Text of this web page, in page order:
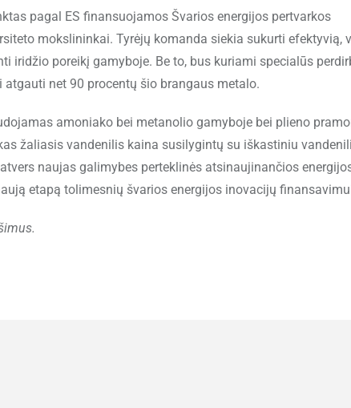
pagal ES finansuojamos Švarios energijos pertvarkos
mokslininkai. Tyrėjų komanda siekia sukurti efektyvią,
iridžio poreikį gamyboje. Be to, bus kuriami specialūs
net 90 procentų šio brangaus metalo.
amoniako bei metanolio gamyboje bei plieno
žaliasis vandenilis kaina susilygintų su iškastiniu
naujas galimybes perteklinės atsinaujinančios
etapą tolimesnių švarios energijos inovacijų